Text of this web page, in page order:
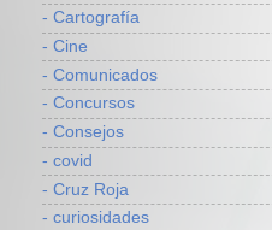
- Cartografía
- Cine
- Comunicados
- Concursos
- Consejos
- covid
- Cruz Roja
- curiosidades